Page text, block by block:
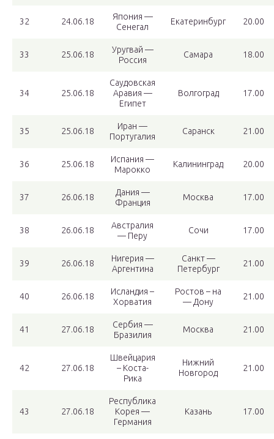
32 24.06.18
Япония —
Сенегал
Екатеринбург 20.00
33 25.06.18
Уругвай —
Россия
Самара 18.00
34 25.06.18
Саудовская
Аравия —
Египет
Волгоград 17.00
35 25.06.18
Иран —
Португалия
Саранск 21.00
36 25.06.18
Испания —
Марокко
Калининград 20.00
37 26.06.18
Дания —
Франция
Москва 17.00
38 26.06.18
Австралия
— Перу
Сочи 17.00
39 26.06.18
Нигерия —
Аргентина
Санкт —
Петербург
21.00
40 26.06.18
Исландия –
Хорватия
Ростов – на
— Дону
21.00
41 27.06.18
Сербия —
Бразилия
Москва 21.00
42 27.06.18
Швейцария
– Коста-
Рика
Нижний
Новгород
21.00
43 27.06.18
Республика
Корея —
Германия
Казань 17.00